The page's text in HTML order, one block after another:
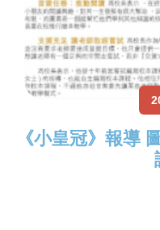
《小皇冠》報導